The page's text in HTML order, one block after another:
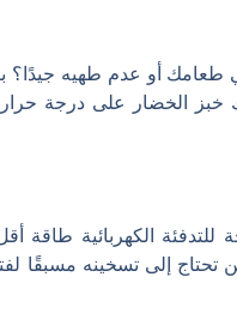
أو عدم طهيه جيدًا؟
الخضار على درجة
للتدفئة الكهربائية
لن تحتاج إلى تسخينه